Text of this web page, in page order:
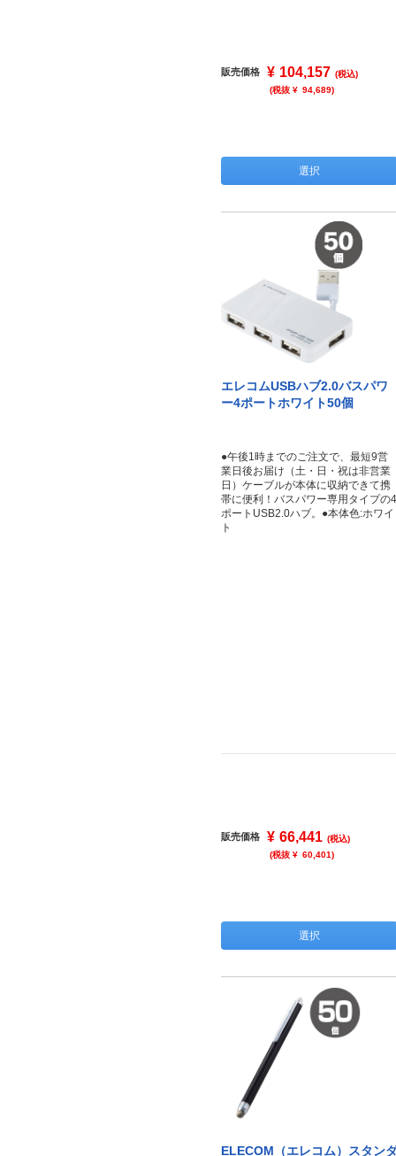
販売価格 ¥ 104,157 (税込)
(税抜 ¥ 94,689)
選択
エレコムUSBハブ2.0バスパワ
ー4ポートホワイト50個
●午後1時までのご注文で、最短9営
業日後お届け（土・日・祝は非営業
日）ケーブルが本体に収納できて携
帯に便利！バスパワー専用タイプの4
ポートUSB2.0ハブ。●本体色:ホワイ
ト
販売価格 ¥ 66,441 (税込)
(税抜 ¥ 60,401)
選択
ELECOM（エレコム）スタン